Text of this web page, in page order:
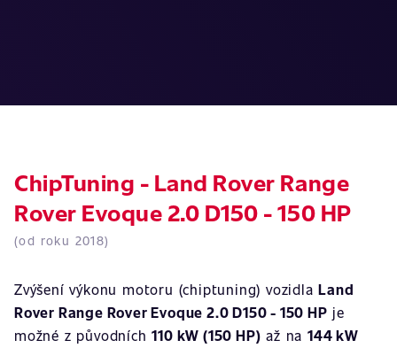
ChipTuning - Land Rover Range
Rover Evoque 2.0 D150 - 150 HP
(od roku 2018)
Zvýšení výkonu motoru (chiptuning) vozidlaLand
Rover Range Rover Evoque 2.0 D150 - 150 HP je
možné z původních110 kW (150 HP) až na144 kW